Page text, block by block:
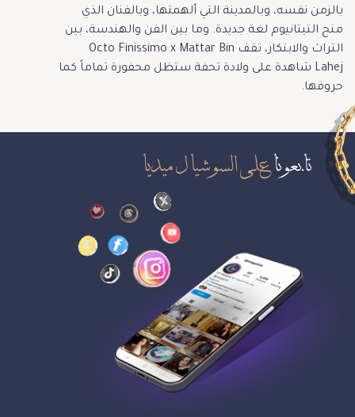
بالزمن نفسه، وبالمدينة التي ألهمتها، وبالفنان الذي
منح التيتانيوم لغة جديدة. وما بين الفن والهندسة، بين
التراث والابتكار، تقف Octo Finissimo x Mattar Bin
Lahej شاهدة على ولادة تحفة ستظل محفورة تماماً كما
حروفها.
تابعوناعلى السوشيال ميديا